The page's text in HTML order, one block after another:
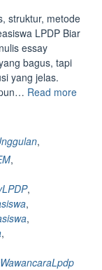
struktur, metode
LPDP Biar
essay
bagus, tapi
yang jelas.
Read more“Bagi
,
,
,
,
,
,